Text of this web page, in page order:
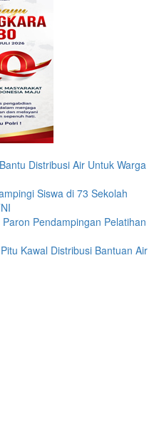
Distribusi Air Untuk Warga
Siswa di 73 Sekolah
Pendampingan Pelatihan
Kawal Distribusi Bantuan Air